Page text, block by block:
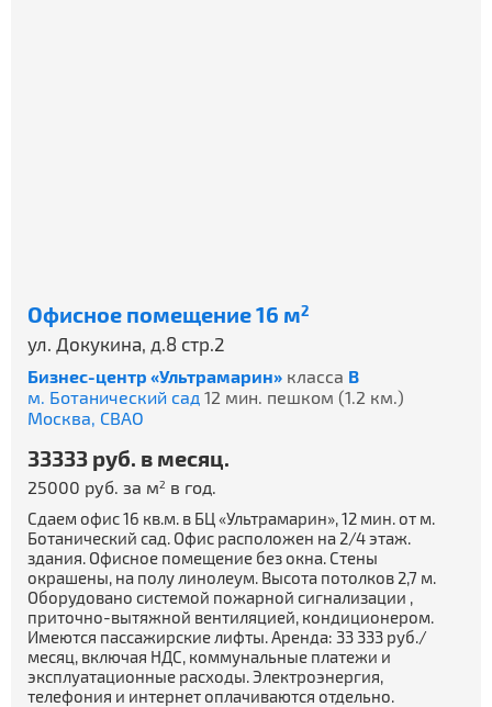
Офисное помещение 16 м2
ул. Докукина, д.8 стр.2
Бизнес-центр «Ультрамарин» класса B
м. Ботанический сад 12 мин. пешком (1.2 км.)
Москва, СВАО
33333 руб. в месяц.
25000 руб. за м2 в год.
Сдаем офис 16 кв.м. в БЦ «Ультрамарин», 12 мин. от м.
Ботанический сад. Офис расположен на 2/4 этаж.
здания. Офисное помещение без окна. Стены
окрашены, на полу линолеум. Высота потолков 2,7 м.
Оборудовано системой пожарной сигнализации ,
приточно-вытяжной вентиляцией, кондиционером.
Имеются пассажирские лифты. Аренда: 33 333 руб./
месяц, включая НДС, коммунальные платежи и
эксплуатационные расходы. Электроэнергия,
телефония и интернет оплачиваются отдельно.